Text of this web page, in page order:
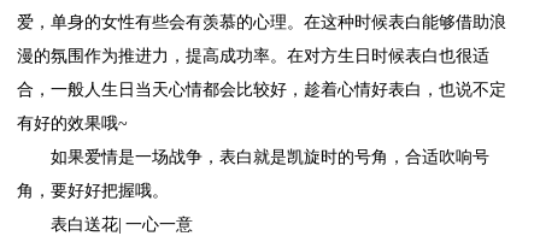
爱，单身的女性有些会有羡慕的心理。在这种时候表白能够借助浪
漫的氛围作为推进力，提高成功率。在对方生日时候表白也很适
合，一般人生日当天心情都会比较好，趁着心情好表白，也说不定
有好的效果哦~
如果爱情是一场战争，表白就是凯旋时的号角，合适吹响号
角，要好好把握哦。
表白送花| 一心一意